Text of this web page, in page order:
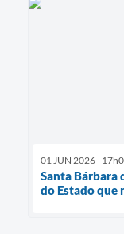
01 JUN 2026 -
Santa Bárbara
do Estado que